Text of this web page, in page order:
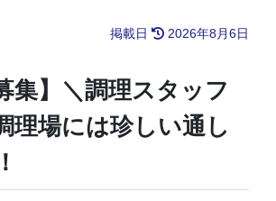
掲載日 2026年8月6日
集】＼調理スタッフ
理場には珍しい通し